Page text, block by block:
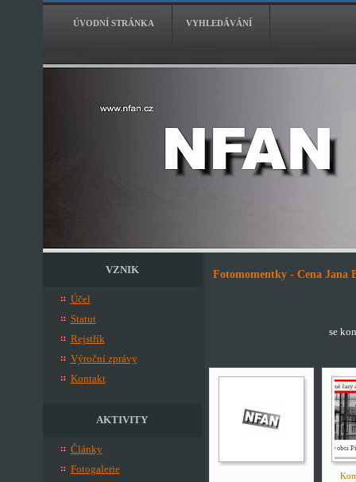
ÚVODNÍ STRÁNKA VYHLEDÁVÁNÍ
VZNIK
Účel
Statut
Rejstřík
Výroční zprávy
Kontakt
AKTIVITY
Články
Fotogalerie
Fotomomentky - Cena Jana
se